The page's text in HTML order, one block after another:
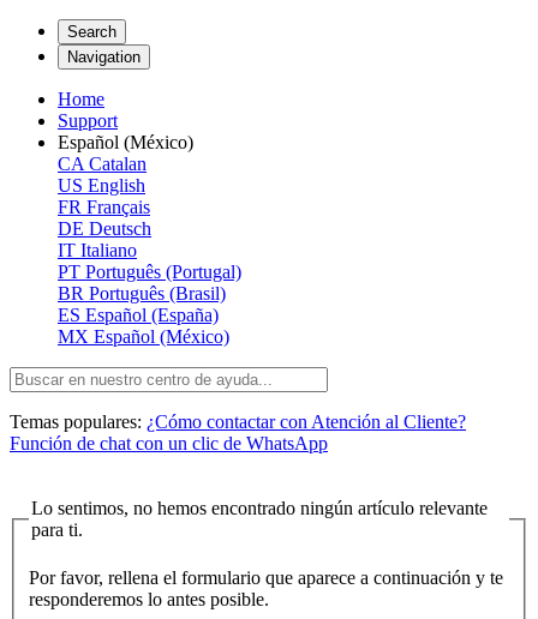
Search
Navigation
Home
Support
Español (México)
CA Catalan
US English
FR Français
DE Deutsch
IT Italiano
PT Português (Portugal)
BR Português (Brasil)
ES Español (España)
MX Español (México)
Temas populares: ¿Cómo contactar con Atención al Cliente?
Función de chat con un clic de WhatsApp
Lo sentimos, no hemos encontrado ningún artículo relevante
para ti.
Por favor, rellena el formulario que aparece a continuación y te
responderemos lo antes posible.